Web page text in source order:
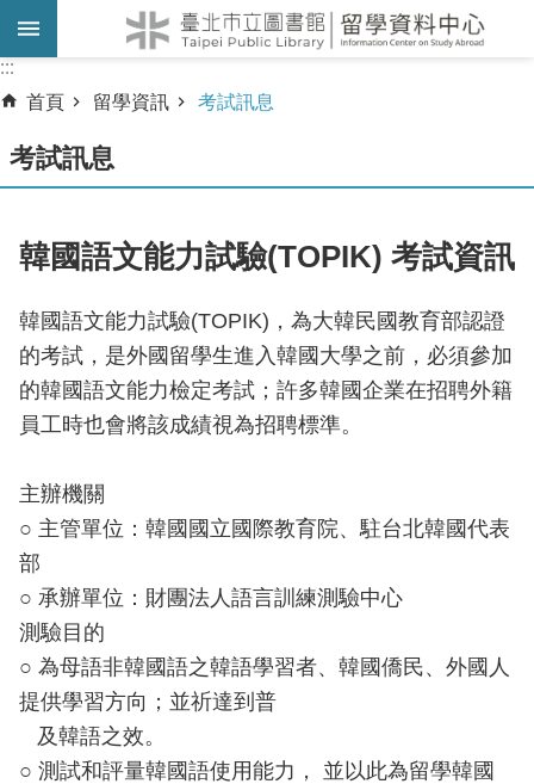
跳到主要內容區塊
:::
:::
首頁
留學資訊 考試訊息
考試訊息
韓國語文能力試驗(TOPIK) 考試資訊
韓國語文能力試驗(TOPIK)，為大韓民國教育部認證
的考試，是外國留學生進入韓國大學之前，必須參加
的韓國語文能力檢定考試；許多韓國企業在招聘外籍
員工時也會將該成績視為招聘標準。
主辦機關
○ 主管單位：韓國國立國際教育院、駐台北韓國代表
部
○ 承辦單位：財團法人語言訓練測驗中心
測驗目的
○ 為母語非韓國語之韓語學習者、韓國僑民、外國人
提供學習方向；並祈達到普
及韓語之效。
○ 測試和評量韓國語使用能力， 並以此為留學韓國